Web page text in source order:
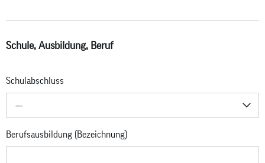
Schule, Ausbildung, Beruf
Schulabschluss
---
Berufsausbildung (Bezeichnung)